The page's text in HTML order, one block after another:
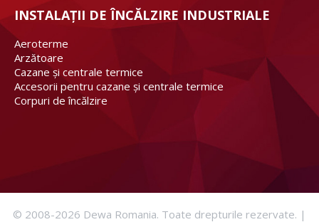
INSTALAȚII DE ÎNCĂLZIRE INDUSTRIALE
Aeroterme
Arzătoare
Cazane și centrale termice
Accesorii pentru cazane și centrale termice
Corpuri de încălzire
© 2008-2026 Dewa Romania. Toate drepturile rezervate. |